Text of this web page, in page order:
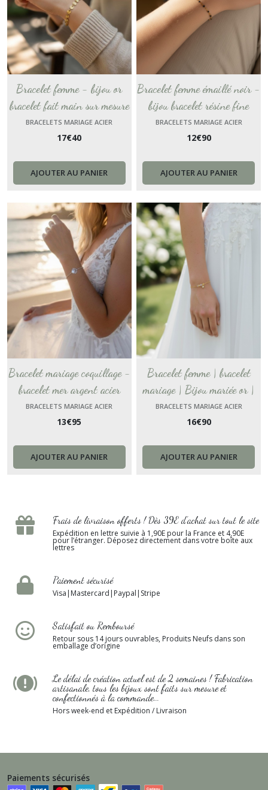
Bracelet femme - bijou or
bracelet fait main sur mesure
France Cadeau femme fait
main bijou de poignet chaine
BRACELETS MARIAGE ACIER
17€40
AJOUTER AU PANIER
Bracelet femme émaillé noir -
bijou bracelet résine fine
chaîne France Cadeau femme
fait main
BRACELETS MARIAGE ACIER
12€90
AJOUTER AU PANIER
Bracelet mariage coquillage -
bracelet mer argent acier
inoxydable chaine - bracelet
fin de poignet - Océanie
BRACELETS MARIAGE ACIER
13€95
AJOUTER AU PANIER
Bracelet femme | bracelet
mariage | Bijou mariée or |
Cadeau demoiselle d'honneur
| acier inox , cristal cadeau
BRACELETS MARIAGE ACIER
16€90
AJOUTER AU PANIER
Frais de livraison offerts ! Dès 39E d’achat sur tout le site
Expédition en lettre suivie à 1,90E pour la France et 4,90E
pour l’étranger. Déposez directement dans votre boîte aux
lettres
Paiement sécurisé
Visa|Mastercard|Paypal|Stripe
Satisfait ou Remboursé
Retour sous 14 jours ouvrables, Produits Neufs dans son
emballage d’origine
Le délai de création actuel est de 2 semaines ! Fabrication
artisanale, tous les bijoux sont faits sur mesure et
confectionnés à la commande...
Hors week-end et Expédition / Livraison
Paiements sécurisés